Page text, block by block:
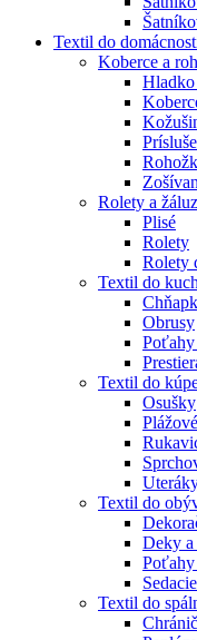
Textil do
Koberce a
Hladko
Rolety a
Plisé
Rolety
Rolety
Textil do
Obrusy
Textil do
Osušky
Textil do
Deky a
Poťahy
Textil do